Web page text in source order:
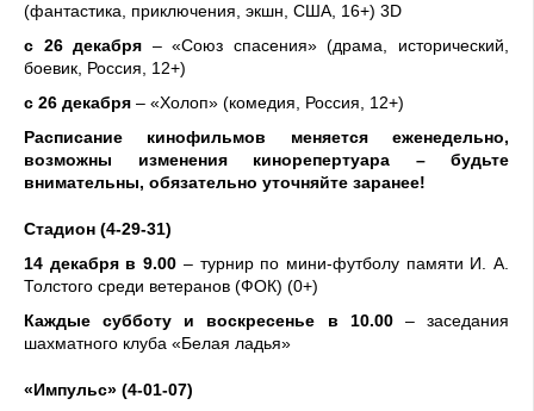
(фантастика, приключения, экшн, США, 16+) 3D
с 26 декабря – «Союз спасения» (драма, исторический,
боевик, Россия, 12+)
с 26 декабря – «Холоп» (комедия, Россия, 12+)
Расписание кинофильмов меняется еженедельно,
возможны изменения кинорепертуара – будьте
внимательны, обязательно уточняйте заранее!
Стадион (4-29-31)
14 декабря в 9.00 – турнир по мини-футболу памяти И. А.
Толстого среди ветеранов (ФОК) (0+)
Каждые субботу и воскресенье в 10.00 – заседания
шахматного клуба «Белая ладья»
«Импульс» (4-01-07)